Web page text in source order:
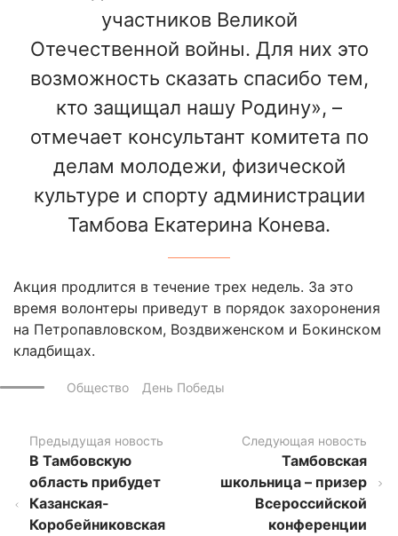
участников Великой
Отечественной войны. Для них это
возможность сказать спасибо тем,
кто защищал нашу Родину», –
отмечает консультант комитета по
делам молодежи, физической
культуре и спорту администрации
Тамбова Екатерина Конева.
Акция продлится в течение трех недель. За это
время волонтеры приведут в порядок захоронения
на Петропавловском, Воздвиженском и Бокинском
кладбищах.
Общество День Победы
Предыдущая новость
В Тамбовскую
область прибудет
Казанская-
Коробейниковская
Следующая новость
Тамбовская
школьница – призер
Всероссийской
конференции